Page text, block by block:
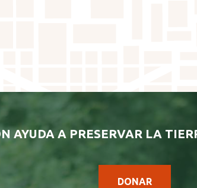
AYUDA A PRESERVAR LA
DONAR